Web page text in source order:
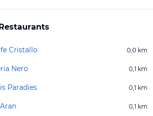
Cristallo 0,0 km
Nero 0,1 km
Paradies 0,1 km
0,1 km